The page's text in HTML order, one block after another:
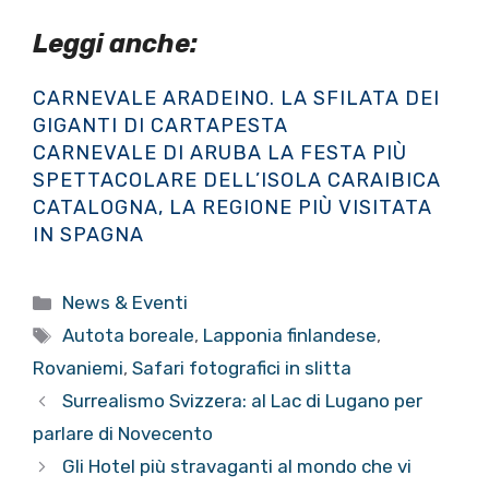
Leggi anche:
CARNEVALE ARADEINO. LA SFILATA DEI
GIGANTI DI CARTAPESTA
CARNEVALE DI ARUBA LA FESTA PIÙ
SPETTACOLARE DELL’ISOLA CARAIBICA
CATALOGNA, LA REGIONE PIÙ VISITATA
IN SPAGNA
Categorie
News & Eventi
Tag
Autota boreale, Lapponia finlandese,
Rovaniemi, Safari fotografici in slitta
Surrealismo Svizzera: al Lac di Lugano per
parlare di Novecento
Gli Hotel più stravaganti al mondo che vi